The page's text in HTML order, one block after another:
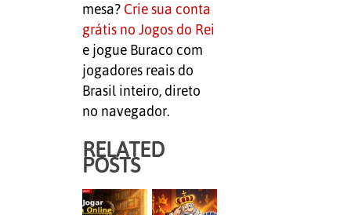
mesa? Crie sua conta
grátis no Jogos do Rei
e jogue Buraco com
jogadores reais do
Brasil inteiro, direto
no navegador.
RELATED
POSTS